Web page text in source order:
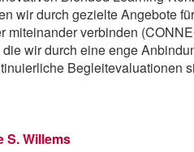
wir durch gezielte Angebote für
miteinander verbinden
wir durch eine enge
Begleitevaluationen
S. Willems